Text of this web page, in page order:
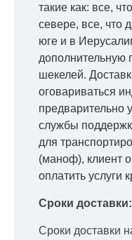
такие как: все,
севере, все, что
юге и в
дополнительную
шекелей.
оговариваться
предварительно
службы
для
(маноф), клиент
оплатить услуги
Сроки доставки:
Сроки доставки